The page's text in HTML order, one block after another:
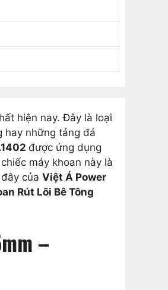
hiện nay. Đây là loại
hay những tảng đá
được ứng dụng
máy khoan này là
của Việt Á Power
Rút Lõi Bê Tông
–